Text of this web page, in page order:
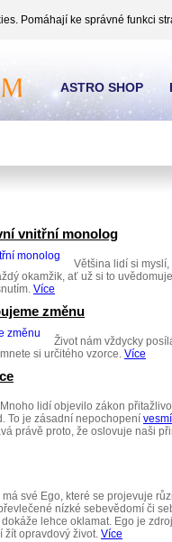
Pomáhají ke správné funkci
vnitřní monolog
Většina lidí si
okamžik, ať už si to
Více
změnu
Život nám vždycky
si určitého vzorce. Více
Mnoho lidí objevilo zákon
To je zásadní nepochopení
právě proto, že oslovuje naši
má své Ego, které se projevuje
nízké sebevědomí či
lehce oklamat. Ego je
žít opravdový život. Více
ASTRO SHOP